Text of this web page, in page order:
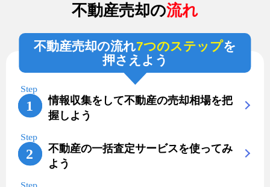
不動産売却の流れ
不動産売却の流れ7つのステップを
押さえよう
情報収集をして不動産の売却相場を把
握しよう
不動産の一括査定サービスを使ってみ
よう